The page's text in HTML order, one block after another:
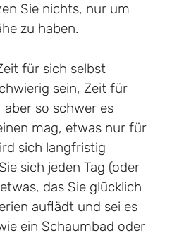
Sie nichts, nur um
zu haben.
für sich selbst
sein, Zeit für
aber so schwer es
mag, etwas nur für
sich langfristig
sich jeden Tag (oder
das Sie glücklich
auflädt und sei es
ein Schaumbad oder